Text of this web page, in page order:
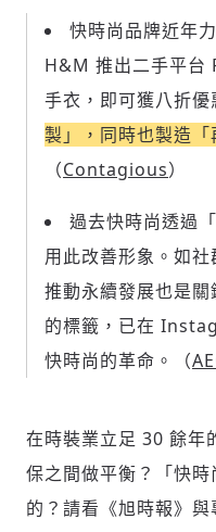
快時尚品牌近年
H&M 推出二手平台
手衣，即可獲八折
製」，同時也製造「
（Contagious）
過去快時尚透過
用此改善形象。如
推動永續發展也是
的標籤，已在
快時尚的革命。（
在時裝業立足 30 餘年
保之間做平衡？「快
的？請看《旭時報》與